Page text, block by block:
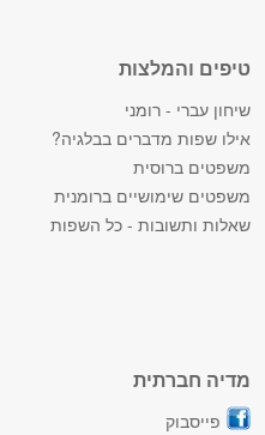
טיפים והמלצות
שיחון עברי - רומני
אילו שפות מדברים בבלגיה?
משפטים ברוסית
משפטים שימושיים ברומנית
שאלות ותשובות - כל השפות
מדיה חברתית
פייסבוק